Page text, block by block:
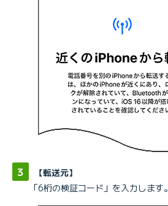
【転送元】
「6桁の検証コード」を入力します。